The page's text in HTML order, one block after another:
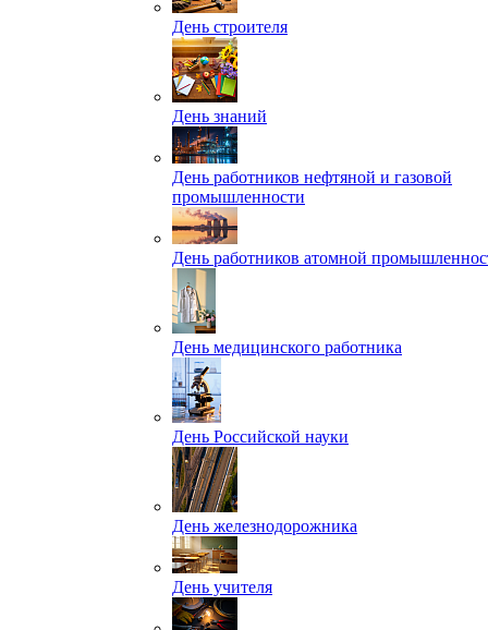
День строителя
День знаний
День работников нефтяной и газовой
промышленности
День работников атомной
День медицинского работника
День Российской науки
День железнодорожника
День учителя